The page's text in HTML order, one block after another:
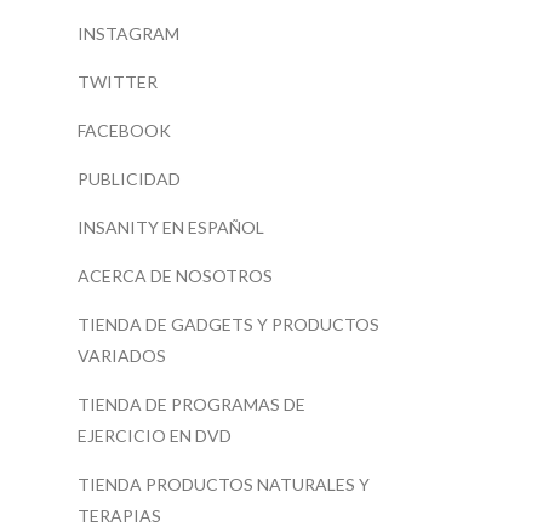
INSTAGRAM
TWITTER
FACEBOOK
PUBLICIDAD
INSANITY EN ESPAÑOL
ACERCA DE NOSOTROS
TIENDA DE GADGETS Y PRODUCTOS
VARIADOS
TIENDA DE PROGRAMAS DE
EJERCICIO EN DVD
TIENDA PRODUCTOS NATURALES Y
TERAPIAS